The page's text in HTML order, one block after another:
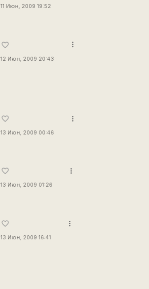
11 Июн, 2009 19:52
favorite_border
12 Июн, 2009 20:43
more_vert
favorite_border
13 Июн, 2009 00:46
more_vert
favorite_border
13 Июн, 2009 01:26
more_vert
favorite_border
13 Июн, 2009 16:41
more_vert